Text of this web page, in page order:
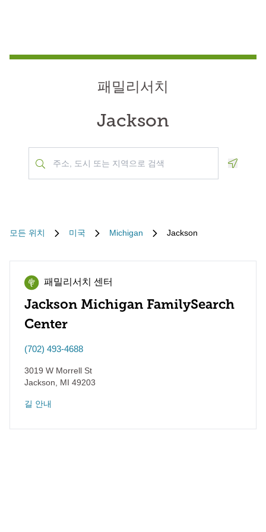
패밀리서치
Jackson
모든 위치 미국 Michigan Jackson
패밀리서치 센터
Jackson Michigan FamilySearch
Center
(702) 493-4688
3019 W Morrell St
Jackson
MI 49203
길 안내